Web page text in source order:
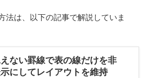
法は、以下の記事で解説していま
えない罫線で表の線だけを非
にしてレイアウトを維持